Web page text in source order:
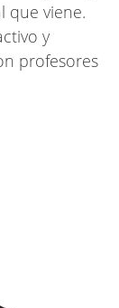
que viene.
y
profesores